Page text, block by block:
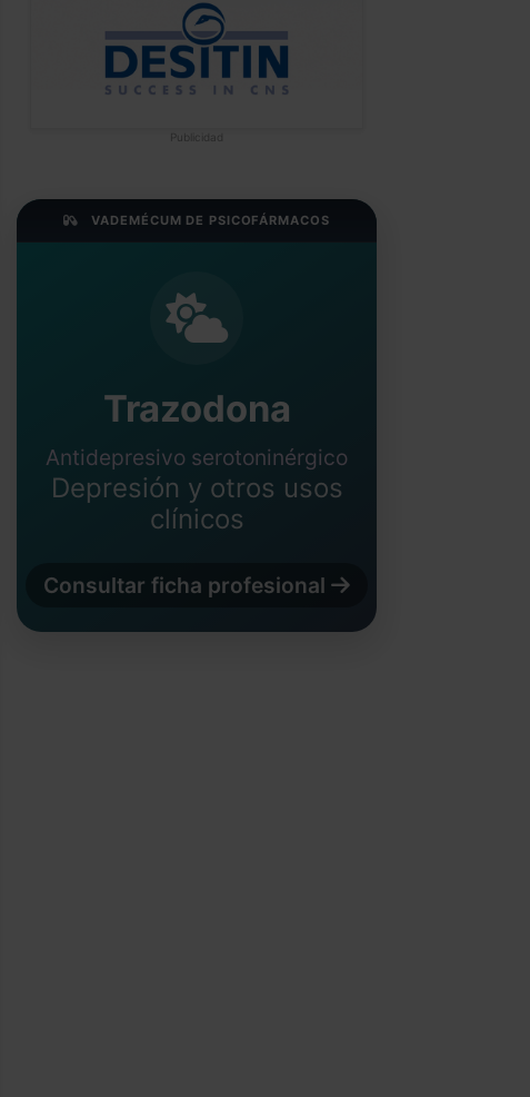
Publicidad
VADEMÉCUM DE PSICOFÁRMACOS
Trazodona
Antidepresivo serotoninérgico
Depresión y otros usos
clínicos
Consultar ficha profesional